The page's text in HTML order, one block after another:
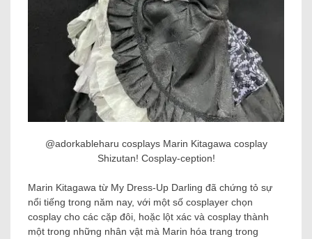
@adorkableharu cosplays Marin Kitagawa cosplay
Shizutan! Cosplay-ception!
Marin Kitagawa từ My Dress-Up Darling đã chứng tỏ sự
nổi tiếng trong năm nay, với một số cosplayer chọn
cosplay cho các cặp đôi, hoặc lột xác và cosplay thành
một trong những nhân vật mà Marin hóa trang trong